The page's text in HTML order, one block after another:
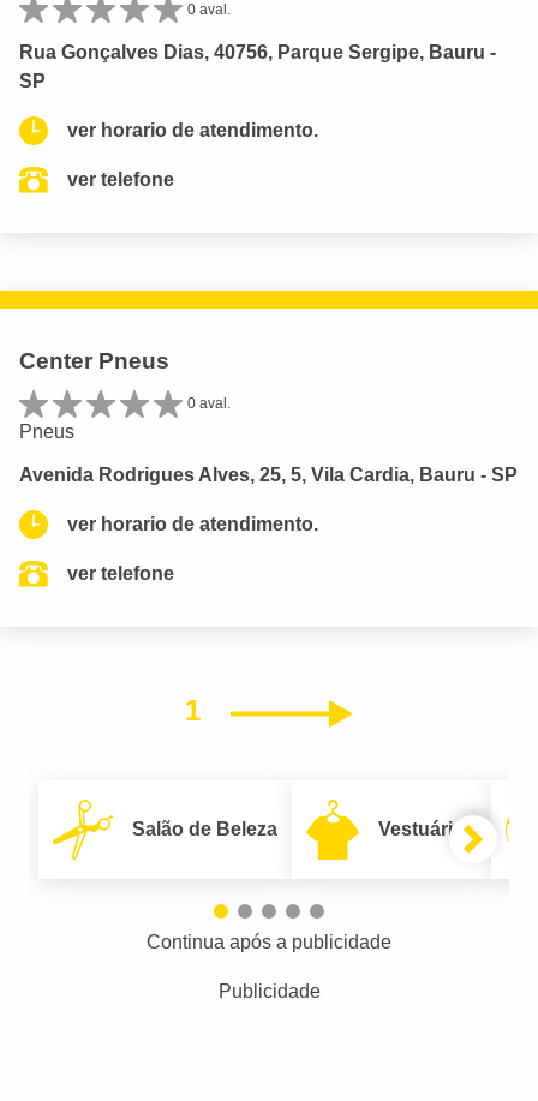
0 aval.
Rua Gonçalves Dias, 40756, Parque Sergipe, Bauru -
SP
ver horario de atendimento.
ver telefone
Center Pneus
0 aval.
Pneus
Avenida Rodrigues Alves, 25, 5, Vila Cardia, Bauru - SP
ver horario de atendimento.
ver telefone
1 Próximo
Salão de Beleza Vestuário
Continua após a publicidade
Publicidade